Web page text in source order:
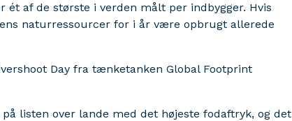
af de største i verden målt per indbygger. Hvis
naturressourcer for i år være opbrugt allerede
Day fra tænketanken Global Footprint
listen over lande med det højeste fodaftryk, og det